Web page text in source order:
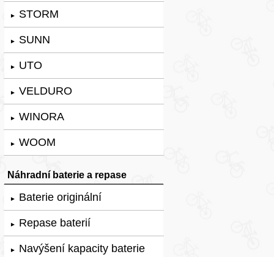
► STORM
► SUNN
► UTO
► VELDURO
► WINORA
► WOOM
Náhradní baterie a repase
► Baterie originální
► Repase baterií
► Navýšení kapacity baterie